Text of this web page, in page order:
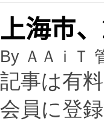
上海市
By ＡＡｉＴ
記事は有
会員に登